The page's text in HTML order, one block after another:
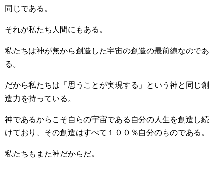
同じである。
それが私たち人間にもある。
私たちは神が無から創造した宇宙の創造の最前線なのであ
る。
だから私たちは「思うことが実現する」という神と同じ創
造力を持っている。
神であるからこそ自らの宇宙である自分の人生を創造し続
けており、その創造はすべて１００％自分のものである。
私たちもまた神だからだ。